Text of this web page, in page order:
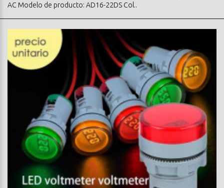
AC Modelo de producto: AD16-22DS Col..